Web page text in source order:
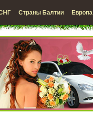
Страны Балтии Европа